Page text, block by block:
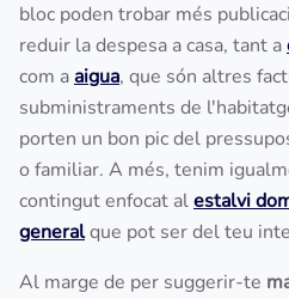
bloc poden trobar més
reduir la despesa a casa, tant a
com aaigua, que són altres
subministraments de
porten un bon pic del
o familiar. A més, tenim
contingut enfocat alestalvi
generalque pot ser del teu
Al marge de per suggerir-te